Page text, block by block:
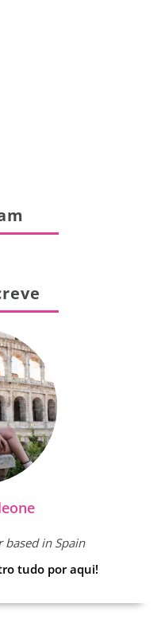
based in Spain
tudo por aqui!